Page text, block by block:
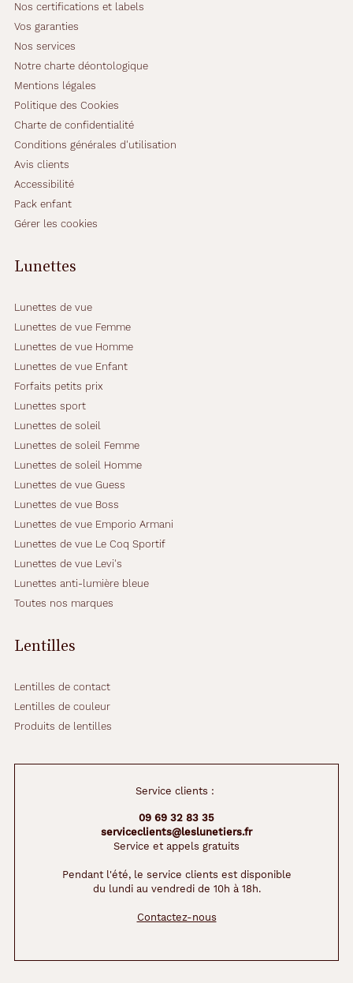
Nos certifications et labels
Vos garanties
Nos services
Notre charte déontologique
Mentions légales
Politique des Cookies
Charte de confidentialité
Conditions générales d'utilisation
Avis clients
Accessibilité
Pack enfant
Gérer les cookies
Lunettes
Lunettes de vue
Lunettes de vue Femme
Lunettes de vue Homme
Lunettes de vue Enfant
Forfaits petits prix
Lunettes sport
Lunettes de soleil
Lunettes de soleil Femme
Lunettes de soleil Homme
Lunettes de vue Guess
Lunettes de vue Boss
Lunettes de vue Emporio Armani
Lunettes de vue Le Coq Sportif
Lunettes de vue Levi's
Lunettes anti-lumière bleue
Toutes nos marques
Lentilles
Lentilles de contact
Lentilles de couleur
Produits de lentilles
Service clients :
09 69 32 83 35
serviceclients@leslunetiers.fr
Service et appels gratuits
Pendant l'été, le service clients est disponible
du lundi au vendredi de 10h à 18h.
Contactez-nous